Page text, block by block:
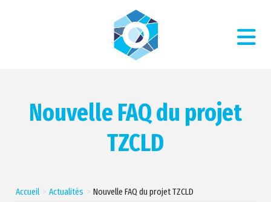
Nouvelle FAQ du projet
TZCLD
Accueil Actualités Nouvelle FAQ du projet TZCLD